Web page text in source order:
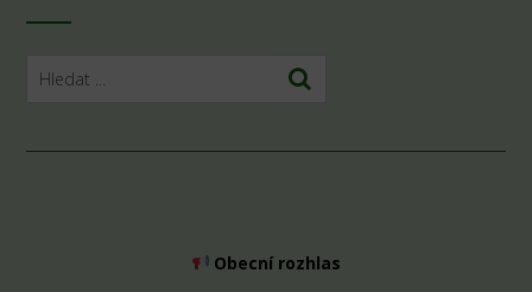
Obecní rozhlas